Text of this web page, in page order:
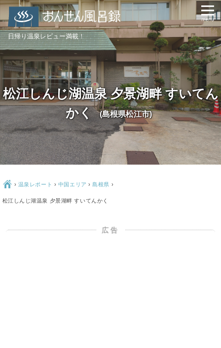
日帰り温泉レビュー満載！
松江しんじ湖温泉 夕景湖畔 すいてん
かく
(島根県松江市)
Ç › 温泉レポート › 中国エリア ›島根県 ›
松江しんじ湖温泉 夕景湖畔 すいてんかく